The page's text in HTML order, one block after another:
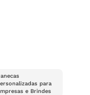
para
e Brindes